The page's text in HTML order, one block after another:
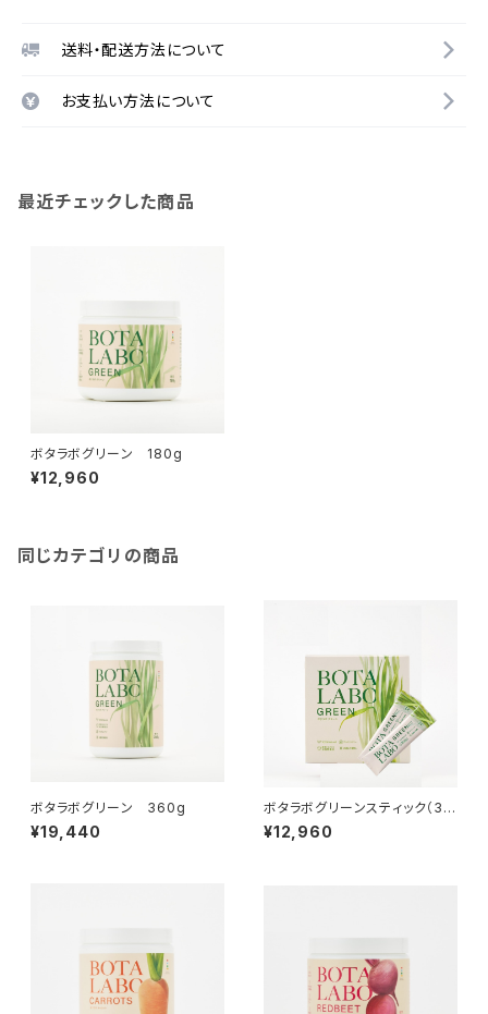
送料・配送方法について
お支払い方法について
最近チェックした商品
ボタラボグリーン 180g
¥12,960
同じカテゴリの商品
ボタラボグリーン 360g
¥19,440
ボタラボグリーンスティック（30
本入り）
¥12,960